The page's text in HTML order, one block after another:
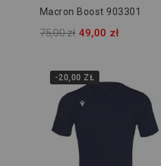
Macron Boost 903301
75,00 zł 49,00 zł
-20,00 ZŁ